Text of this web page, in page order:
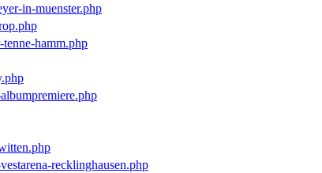
in-muenster.php
hamm.php
recklinghausen.php